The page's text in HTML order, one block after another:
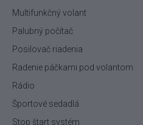
Multifunkčný volant
Palubný počítač
Posilovač riadenia
Radenie páčkami pod volantom
Rádio
Športové sedadlá
Stop štart systém